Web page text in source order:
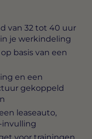
van 32 tot 40 uur
je werkindeling
basis van een
en een
gekoppeld
leaseauto,
invulling